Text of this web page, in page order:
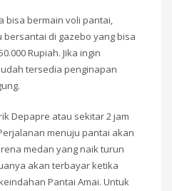
bisa bermain voli pantai,
di gazebo yang bisa
Rupiah. Jika ingin
tersedia penginapan
Depapre atau sekitar 2 jam
menuju pantai akan
medan yang naik turun
akan terbayar ketika
Pantai Amai. Untuk